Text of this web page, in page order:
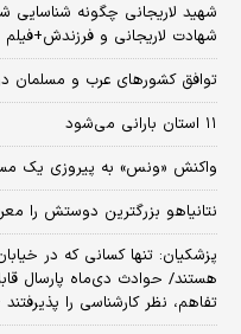
شهید لاریجانی چگونه شناسایی
شهادت لاریجانی و فرزندش+فیلم
توافق کشورهای عرب و مسلمان
۱۱ استان بارانی می‌شود
واکنش «ونس» به پیروزی یک
نتانیاهو بزرگترین دوستش را
پزشکیان: تنها کسانی که در
هستند/ حوادث دی‌ماه پارسال
تفاهم، نظر کارشناسی را پذیرفتند